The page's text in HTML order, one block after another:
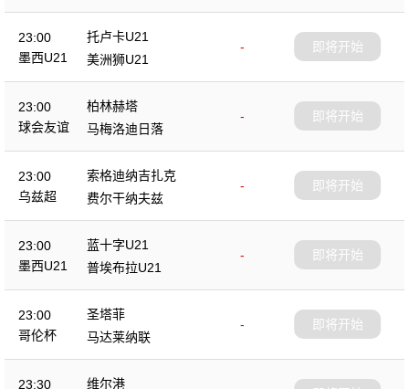
23:00
墨西U21
托卢卡U21
-
美洲狮U21
即将开始
23:00
球会友谊
柏林赫塔
-
马梅洛迪日落
即将开始
23:00
乌兹超
索格迪纳吉扎克
-
费尔干纳夫兹
即将开始
23:00
墨西U21
蓝十字U21
-
普埃布拉U21
即将开始
23:00
哥伦杯
圣塔菲
-
马达莱纳联
即将开始
23:30 维尔港